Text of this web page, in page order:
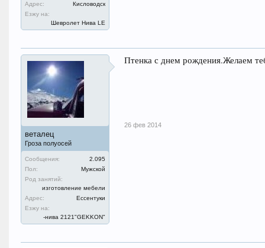
Адрес:
Кисловодск
Езжу на:
Шевролет Нива LE
веталец
Гроза полуосей
Сообщения:
2.095
Пол:
Мужской
Род занятий:
изготовление мебели
Адрес:
Ессентуки
Езжу на:
-нива 2121"GEKKON"
Птенка с днем рождения.Желаем
26 фев 2014